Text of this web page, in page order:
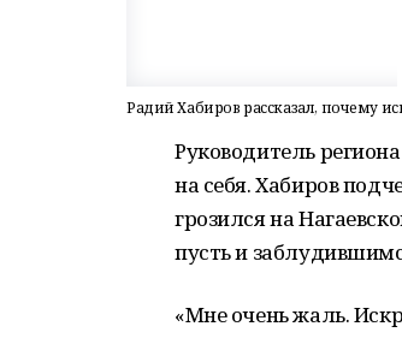
Радий Хабиров рассказал, почему
Руководитель
на себя. Хабиров
грозился на
пусть и
«Мне очень жаль.